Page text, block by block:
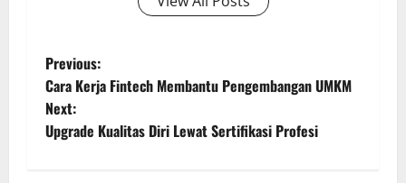
Previous:
Cara Kerja Fintech Membantu Pengembangan UMKM
Next:
Upgrade Kualitas Diri Lewat Sertifikasi Profesi